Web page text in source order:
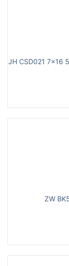
JH CSD021 7x16
ZW